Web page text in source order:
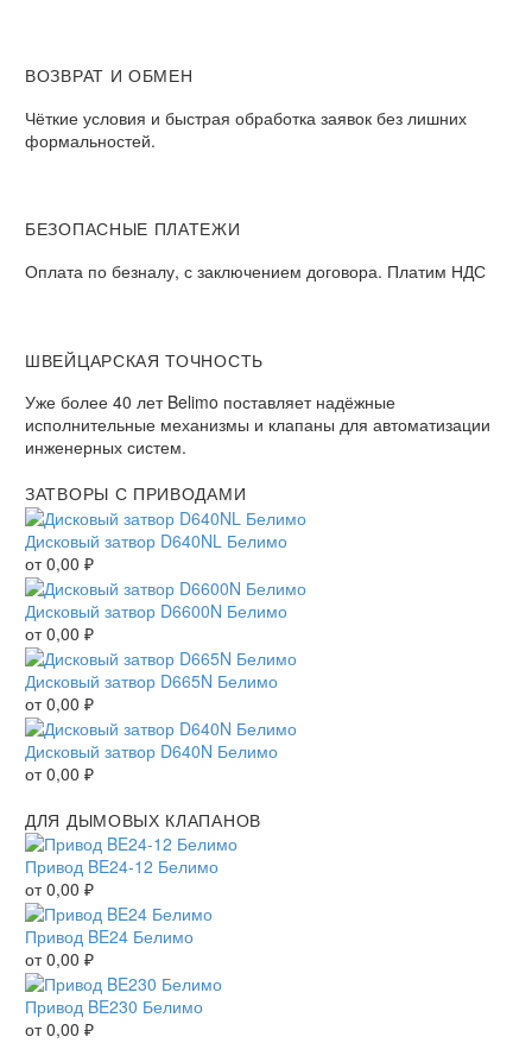
ВОЗВРАТ И ОБМЕН​
Чёткие условия и быстрая обработка заявок без лишних
формальностей.​
БЕЗОПАСНЫЕ ПЛАТЕЖИ​
Оплата по безналу, с заключением договора. Платим НДС​
ШВЕЙЦАРСКАЯ ТОЧНОСТЬ
Уже более 40 лет Belimo поставляет надёжные
исполнительные механизмы и клапаны для автоматизации
инженерных систем.
ЗАТВОРЫ С ПРИВОДАМИ
Дисковый затвор D640NL Белимо
от0,00 ₽
Дисковый затвор D6600N Белимо
от0,00 ₽
Дисковый затвор D665N Белимо
от0,00 ₽
Дисковый затвор D640N Белимо
от0,00 ₽
ДЛЯ ДЫМОВЫХ КЛАПАНОВ
Привод BE24-12 Белимо
от0,00 ₽
Привод BE24 Белимо
от0,00 ₽
Привод BE230 Белимо
от0,00 ₽